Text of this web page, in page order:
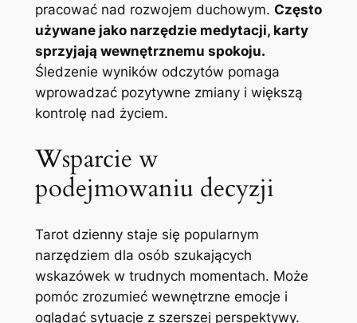
pracować nad rozwojem duchowym. Często
używane jako narzędzie medytacji, karty
sprzyjają wewnętrznemu spokoju.
Śledzenie wyników odczytów pomaga
wprowadzać pozytywne zmiany i większą
kontrolę nad życiem.
Wsparcie w
podejmowaniu decyzji
Tarot dzienny staje się popularnym
narzędziem dla osób szukających
wskazówek w trudnych momentach. Może
pomóc zrozumieć wewnętrzne emocje i
oglądać sytuacje z szerszej perspektywy.